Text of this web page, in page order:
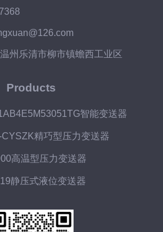
州乐清市柳市镇蟾西工业区
Products
智能变送器
精巧型压力变送器
高温型压力变送器
静压式液位变送器